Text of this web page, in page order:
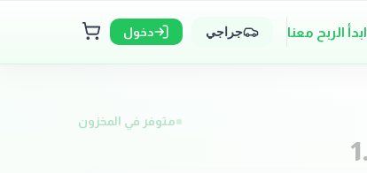
ابدأ الربح معنا جراجي دخول
متوفر في المخزون